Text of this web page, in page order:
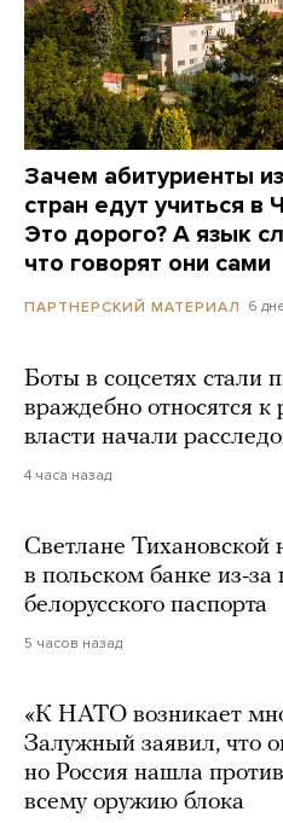
Зачем абитуриенты
стран едут учиться
Это дорого? А язык
что говорят они сами
ПАРТНЕРСКИЙ МАТЕРИАЛ 6
Боты в соцсетях стали
враждебно относятся
власти начали
4 часа назад
Светлане Тихановской
в польском банке из-за
белорусского паспорта
5 часов назад
«К НАТО возникает
Залужный заявил, что
но Россия нашла
всему оружию блока